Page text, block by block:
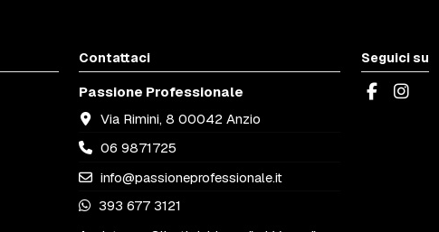
Contattaci
Passione Professionale
Via Rimini, 8 00042 Anzio
06 9871725
info@passioneprofessionale.it
393 677 3121
Seguici su